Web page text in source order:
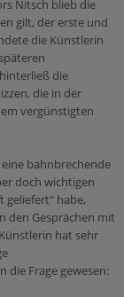
Nitsch blieb die
gilt, der erste und
die Künstlerin
die
die in der
vergünstigten
bahnbrechende
doch wichtigen
geliefert" habe,
den Gesprächen mit
hat sehr
die Frage gewesen: